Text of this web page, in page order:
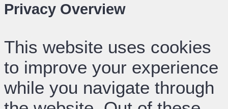
Privacy Overview
This website uses cookies
to improve your experience
while you navigate through